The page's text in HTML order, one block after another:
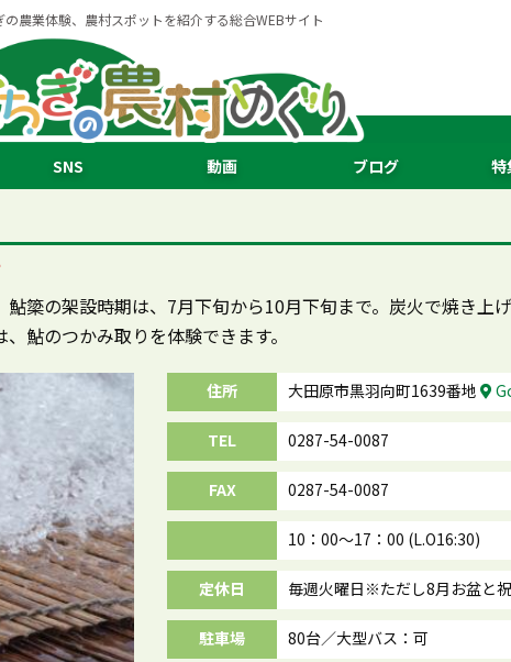
の農業体験、農村スポットを紹介する総合WEBサイト
SNS 動画 ブログ 特
簗の架設時期は、7月下旬から10月下旬まで。炭火で焼き上
鮎のつかみ取りを体験できます。
住所 大田原市黒羽向町1639番地
TEL 0287-54-0087
FAX 0287-54-0087
10：00～17：00 (L.O16:30)
定休日 毎週火曜日※ただし8月お盆と
駐車場 80台／大型バス：可